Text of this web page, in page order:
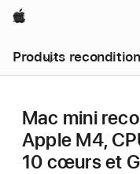
Apple
Produits
Mac mini
Apple M4,
10 cœurs et